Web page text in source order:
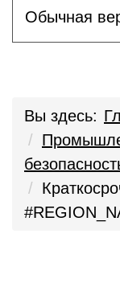
Обычная
Вы здесь: